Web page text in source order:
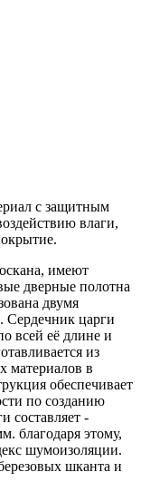
с защитным
влаги,
имеют
дверные полотна
двумя
Сердечник царги
всей её длине и
из
материалов в
обеспечивает
по созданию
составляет -
благодаря этому,
шумоизоляции.
шканта и